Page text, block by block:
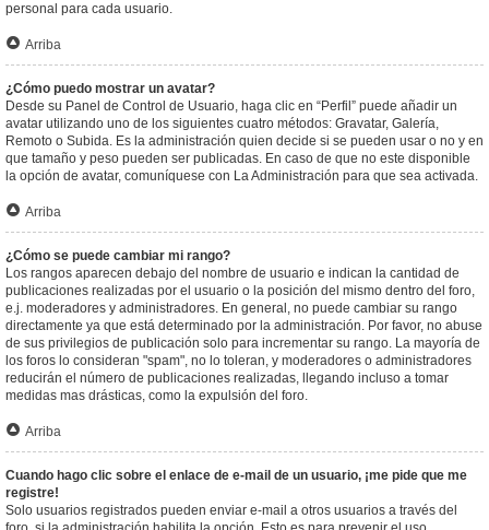
personal para cada usuario.
Arriba
¿Cómo puedo mostrar un avatar?
Desde su Panel de Control de Usuario, haga clic en “Perfil” puede añadir un
avatar utilizando uno de los siguientes cuatro métodos: Gravatar, Galería,
Remoto o Subida. Es la administración quien decide si se pueden usar o no y en
que tamaño y peso pueden ser publicadas. En caso de que no este disponible
la opción de avatar, comuníquese con La Administración para que sea activada.
Arriba
¿Cómo se puede cambiar mi rango?
Los rangos aparecen debajo del nombre de usuario e indican la cantidad de
publicaciones realizadas por el usuario o la posición del mismo dentro del foro,
e.j. moderadores y administradores. En general, no puede cambiar su rango
directamente ya que está determinado por la administración. Por favor, no abuse
de sus privilegios de publicación solo para incrementar su rango. La mayoría de
los foros lo consideran "spam", no lo toleran, y moderadores o administradores
reducirán el número de publicaciones realizadas, llegando incluso a tomar
medidas mas drásticas, como la expulsión del foro.
Arriba
Cuando hago clic sobre el enlace de e-mail de un usuario, ¡me pide que me
registre!
Solo usuarios registrados pueden enviar e-mail a otros usuarios a través del